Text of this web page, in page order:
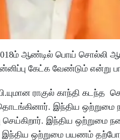
2018ம் ஆண்டில் பொய் சொல்லி
கேட்க வேண்டும் என்று
ராகுல் காந்தி கடந்த
இந்திய ஒற்றுமை
இந்திய ஒற்றுமை
ஒற்றுமை பயணம்